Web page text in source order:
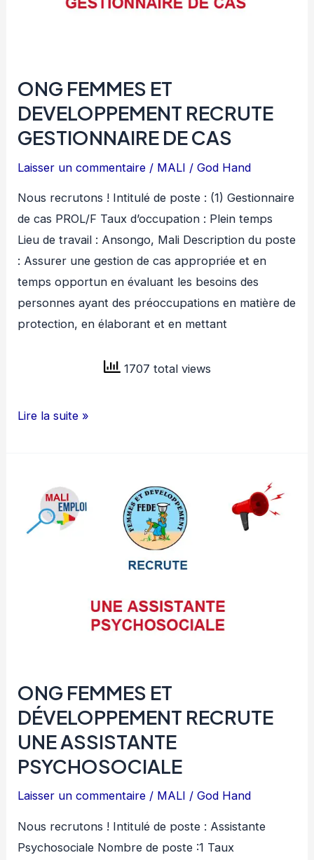
ONG FEMMES ET
DEVELOPPEMENT RECRUTE
GESTIONNAIRE DE CAS
Laisser un commentaire / MALI /God Hand
Nous recrutons ! Intitulé de poste : (1) Gestionnaire
de cas PROL/F Taux d’occupation : Plein temps
Lieu de travail : Ansongo, Mali Description du poste
: Assurer une gestion de cas appropriée et en
temps opportun en évaluant les besoins des
personnes ayant des préoccupations en matière de
protection, en élaborant et en mettant
1707 total views
ONG
RECRUTE
GESTIONNAIRE
Lire la suite »
ONG FEMMES ET
DÉVELOPPEMENT RECRUTE
UNE ASSISTANTE
PSYCHOSOCIALE
Laisser un commentaire / MALI /God Hand
Nous recrutons ! Intitulé de poste : Assistante
Psychosociale Nombre de poste :1 Taux